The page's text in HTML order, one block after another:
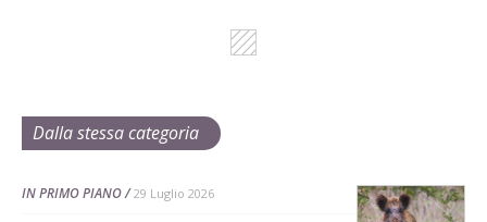
Dalla stessa categoria
IN PRIMO PIANO 29 Luglio 2026